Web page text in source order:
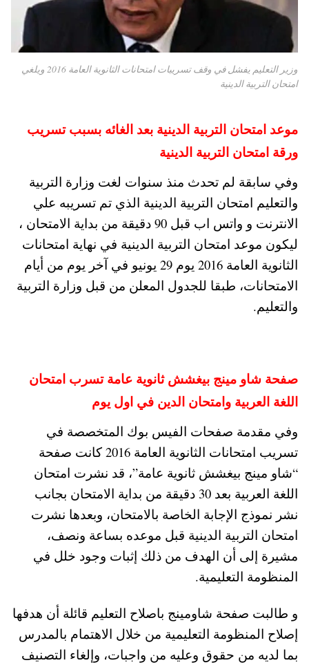
وزير التعليم يفشل في وقف تسريبات امتحانات الثانوية العامة 2016 ويلغي
امتحان التربية الدينية
موعد امتحان التربية الدينية بعد الغائه بسبب تسريب
ورقة امتحان التربية الدينية
وفي سابقة لم تحدث منذ سنوات لغت وزارة التربية
والتعليم امتحان التربية الدينية الذي تم تسريبه علي
الانترنت و واتس اب قبل 90 دقيقة من بداية الامتحان ،
ليكون موعد امتحان التربية الدينية في نهاية امتحانات
الثانوية العامة 2016 يوم 29 يونيو في آخر يوم من أيام
الامتحانات، طبقا للجدول المعلن من قبل وزارة التربية
والتعليم.
صفحة شاو مينج بيغشش ثانوية عامة تسرب امتحان
اللغة العربية وامتحان الدين في اول يوم
وفي مقدمة صفحات الفيس بوك المتخصصة في
تسريب امتحانات الثانوية العامة 2016 كانت صفحة
“شاو مينج بيغشش ثانوية عامة”، قد نشرت امتحان
اللغة العربية بعد 30 دقيقة من بداية الامتحان بجانب
نشر نموذج الإجابة الخاصة بالامتحان، وبعدها نشرت
امتحان التربية الدينية قبل موعده بساعة ونصف،
مشيرة إلى أن الهدف من ذلك إثبات وجود خلل في
المنظومة التعليمية.
و طالبت صفحة شاومينج باصلاح التعليم قائلة أن هدفها
إصلاح المنظومة التعليمية من خلال الاهتمام بالمدرس
بما لديه من حقوق وعليه من واجبات، وإلغاء التصنيف